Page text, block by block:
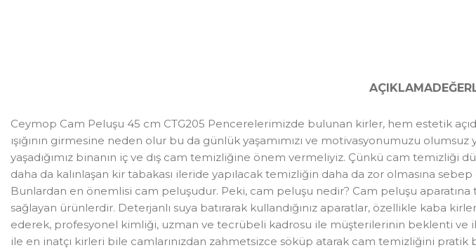
AÇIKLAMA
Ceymop Cam Peluşu 45 cm CTG205 Pencerelerimizde bulunan kirler, hem estetik
ışığının girmesine neden olur bu da günlük yaşamımızı ve motivasyonumuzu
yaşadığımız binanın iç ve dış cam temizliğine önem vermeliyiz. Çünkü cam temizliği
daha da kalınlaşan kir tabakası ileride yapılacak temizliğin daha da zor olmasına
Bunlardan en önemlisi cam peluşudur. Peki, cam peluşu nedir? Cam peluşu
sağlayan ürünlerdir. Deterjanlı suya batırarak kullandığınız aparatlar, özellikle kaba
ederek, profesyonel kimliği, uzman ve tecrübeli kadrosu ile müşterilerinin beklenti ve
ile en inatçı kirleri bile camlarınızdan zahmetsizce söküp atarak cam temizliğini